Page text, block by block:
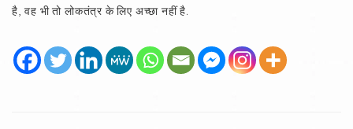
है, वह भी तो लोकतंत्र के लिए अच्छा नहीं है.